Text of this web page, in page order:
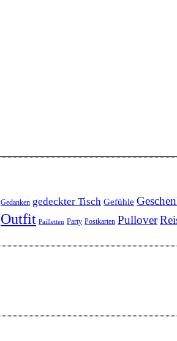
Gedanken gedeckter Tisch Gefühle
Outfit Pailletten Party Postkarten Pullover